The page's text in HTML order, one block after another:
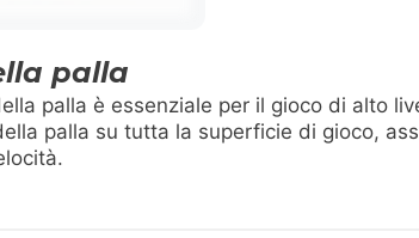
palla
palla è essenziale per il gioco di alto
palla su tutta la superficie di gioco,